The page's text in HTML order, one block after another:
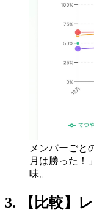
メンバーごと
月は勝った！
味。
3. 【比較】